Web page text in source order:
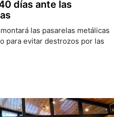
días ante las
las pasarelas metálicas
para evitar destrozos por las